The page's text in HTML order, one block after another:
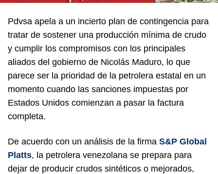
Pdvsa apela a un incierto plan de contingencia para
tratar de sostener una producción mínima de crudo
y cumplir los compromisos con los principales
aliados del gobierno de Nicolás Maduro, lo que
parece ser la prioridad de la petrolera estatal en un
momento cuando las sanciones impuestas por
Estados Unidos comienzan a pasar la factura
completa.
De acuerdo con un análisis de la firma S&P Global
Platts, la petrolera venezolana se prepara para
dejar de producir crudos sintéticos o mejorados,